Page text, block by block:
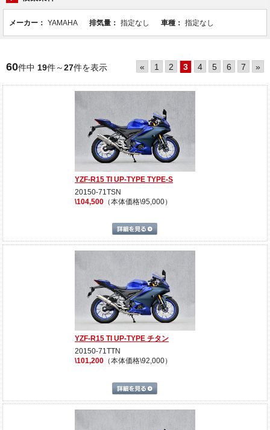
メーカー： YAMAHA 排気量： 指定なし 車種： 指定なし
60件中 19件～27件を表示 « 1 2 3 4 5 6 7 »
YZF-R15 TI UP-TYPE TYPE-S
20150-71TSN
\104,500（本体価格\95,000）
YZF-R15 TI UP-TYPE チタン
20150-71TTN
\101,200（本体価格\92,000）